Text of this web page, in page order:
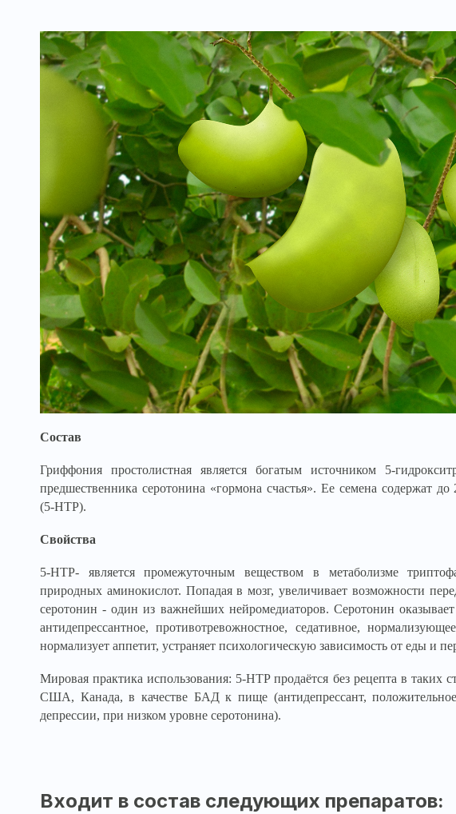
Состав
Гриффония простолистная является богатым источником 5-
предшественника серотонина «гормона счастья». Ее семена содержат
(5-НТР).
Свойства
5-HTP- является промежуточным веществом в метаболизме
природных аминокислот. Попадая в мозг, увеличивает возможности
серотонин - один из важнейших нейромедиаторов. Серотонин
антидепрессантное, противотревожностное, седативное,
нормализует аппетит, устраняет психологическую зависимость от еды и
Мировая практика использования: 5-HTP продаётся без рецепта в таких
США, Канада, в качестве БАД к пище (антидепрессант,
депрессии, при низком уровне серотонина).
Входит в состав следующих препаратов: